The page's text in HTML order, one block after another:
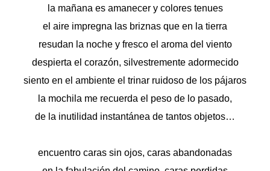
la mañana es amanecer y colores tenues
el aire impregna las briznas que en la tierra
resudan la noche y fresco el aroma del viento
despierta el corazón, silvestremente adormecido
siento en el ambiente el trinar ruidoso de los pájaros
la mochila me recuerda el peso de lo pasado,
de la inutilidad instantánea de tantos objetos…
encuentro caras sin ojos, caras abandonadas